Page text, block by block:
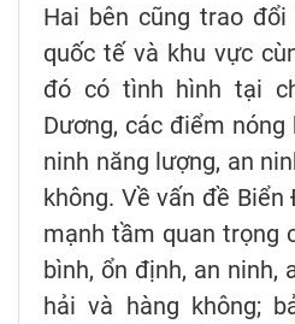
Hai bên cũng trao
quốc tế và khu vực
đó có tình hình tại
Dương, các điểm
ninh năng lượng, an
không. Về vấn đề Biển
mạnh tầm quan trọng
bình, ổn định, an ninh,
hải và hàng không;